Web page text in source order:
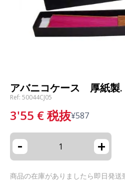
アバニコケース 厚紙製.
Ref: 50044CJ05
3'55 €税抜¥587
- +
商品の在庫がありましたら即日発